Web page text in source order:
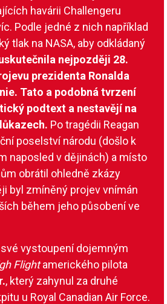
havárii Challengeru
Podle jedné z nich například
tlak na NASA, aby odkládaný
nejpozději 28.
prezidenta Ronalda
Tato a podobná tvrzení
podtext a nestavějí na
Po tragédii Reagan
poselství národu (došlo k
naposled v dějinách) a místo
obrátil ohledně zkázy
byl zmíněný projev vnímán
během jeho působení ve
vystoupení dojemným
Flightamerického pilota
, který zahynul za druhé
u Royal Canadian Air Force.